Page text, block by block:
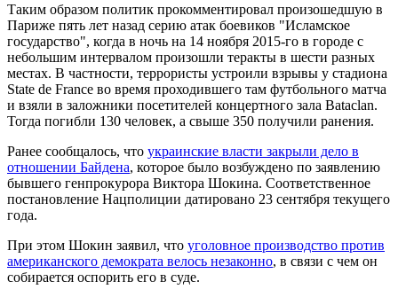
Таким образом политик прокомментировал произошедшую в
Париже пять лет назад серию атак боевиков "Исламское
государство", когда в ночь на 14 ноября 2015-го в городе с
небольшим интервалом произошли теракты в шести разных
местах. В частности, террористы устроили взрывы у стадиона
State de France во время проходившего там футбольного матча
и взяли в заложники посетителей концертного зала Bataclan.
Тогда погибли 130 человек, а свыше 350 получили ранения.
Ранее сообщалось, что украинские власти закрыли дело в
отношении Байдена, которое было возбуждено по заявлению
бывшего генпрокурора Виктора Шокина. Соответственное
постановление Нацполиции датировано 23 сентября текущего
года.
При этом Шокин заявил, что уголовное производство против
американского демократа велось незаконно, в связи с чем он
собирается оспорить его в суде.